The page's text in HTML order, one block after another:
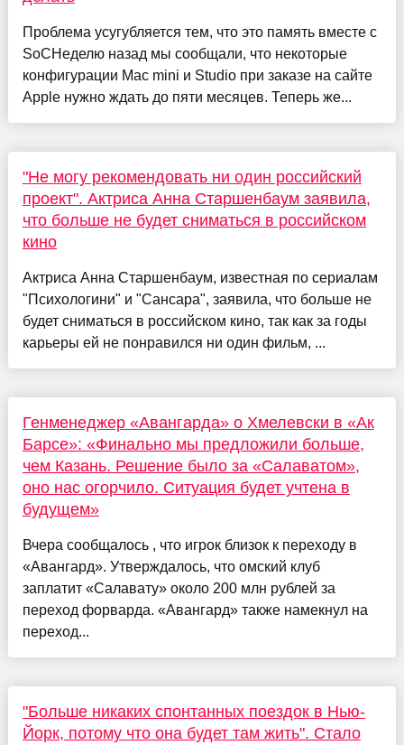
Проблема усугубляется тем, что это память вместе с
SoCНеделю назад мы сообщали, что некоторые
конфигурации Mac mini и Studio при заказе на сайте
Apple нужно ждать до пяти месяцев. Теперь же...
"Не могу рекомендовать ни один российский
проект". Актриса Анна Старшенбаум заявила,
что больше не будет сниматься в российском
кино
Актриса Анна Старшенбаум, известная по сериалам
"Психологини" и "Сансара", заявила, что больше не
будет сниматься в российском кино, так как за годы
карьеры ей не понравился ни один фильм, ...
Генменеджер «Авангарда» о Хмелевски в «Ак
Барсе»: «Финально мы предложили больше,
чем Казань. Решение было за «Салаватом»,
оно нас огорчило. Ситуация будет учтена в
будущем»
Вчера сообщалось , что игрок близок к переходу в
«Авангард». Утверждалось, что омский клуб
заплатит «Салавату» около 200 млн рублей за
переход форварда. «Авангард» также намекнул на
переход...
"Больше никаких спонтанных поездок в Нью-
Йорк, потому что она будет там жить". Стало